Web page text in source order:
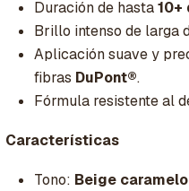
Duración de hasta10+
Brillo intenso de larga
Aplicación suave y
fibras DuPont®.
Fórmula resistente al
Características
Tono: Beige